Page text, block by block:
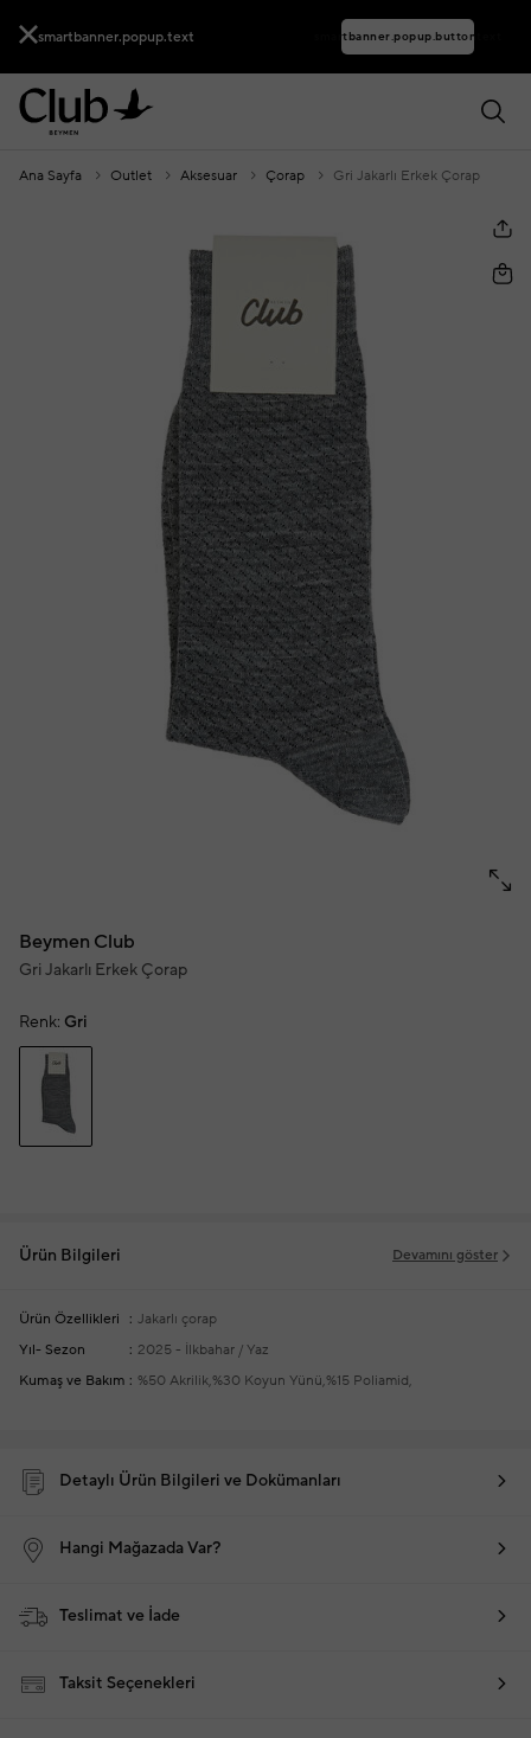
smartbanner.popup.text smartbanner.popup.buttontext
Ana Sayfa Outlet Aksesuar Çorap Gri Jakarlı Erkek Çorap
Beymen Club
Gri Jakarlı Erkek Çorap
Renk: Gri
Ürün Bilgileri Devamını göster
Ürün Özellikleri
Jakarlı çorap
Yıl- Sezon
2025 - İlkbahar / Yaz
Kumaş ve Bakım
%50 Akrilik,%30 Koyun Yünü,%15 Poliamid,
Detaylı Ürün Bilgileri ve Dokümanları
Hangi Mağazada Var?
Teslimat ve İade
Taksit Seçenekleri